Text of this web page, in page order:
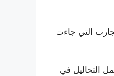
إلى 97 في المئة تقريبا ولذلك فإن التجارب التي جاءت
التحاليل في